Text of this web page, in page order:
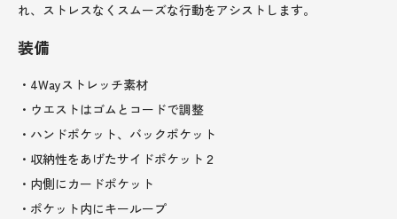
れ、ストレスなくスムーズな行動をアシストします。
装備
・4Wayストレッチ素材
・ウエストはゴムとコードで調整
・ハンドポケット、バックポケット
・収納性をあげたサイドポケット２
・内側にカードポケット
・ポケット内にキーループ